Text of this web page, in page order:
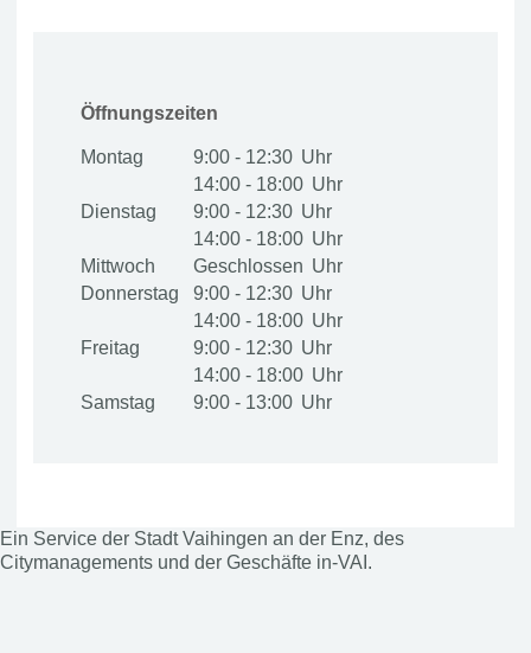
Öffnungszeiten
Montag
9:00 - 12:30
14:00 - 18:00
Dienstag
9:00 - 12:30
14:00 - 18:00
Mittwoch
Geschlossen
Donnerstag
9:00 - 12:30
14:00 - 18:00
Freitag
9:00 - 12:30
14:00 - 18:00
Samstag
9:00 - 13:00
Ein Service der Stadt Vaihingen an der Enz, des
Citymanagements und der Geschäfte in-VAI.